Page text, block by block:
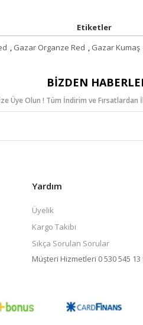
Etiketler
, Gazar Organze Red , Gazar Kumaş
BIZDEN
Üye Olun ! Tüm İndirim ve Fırsatlardan
Yardım
Üyelik
Kargo Takibi
Sıkça Sorulan Sorular
Müşteri Hizmetleri 0 530 545 13